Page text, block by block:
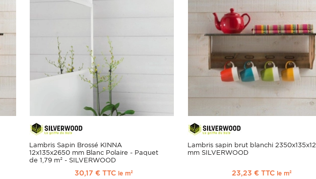
Lambris Sapin Brossé KINNA
12x135x2650 mm Blanc Polaire - Paquet
de 1,79 m² - SILVERWOOD
30,17 € TTC le m²
Lambris sapin brut blanchi 2350x135x12
mm SILVERWOOD
23,23 € TTC le m²